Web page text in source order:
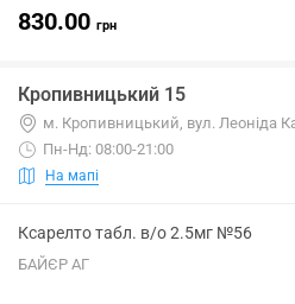
830.00 грн
Кропивницький 15
м. Кропивницький, вул. Леоніда
Пн-Нд: 08:00-21:00
На мапі
Ксарелто табл. в/о 2.5мг №56
БАЙЄР АГ